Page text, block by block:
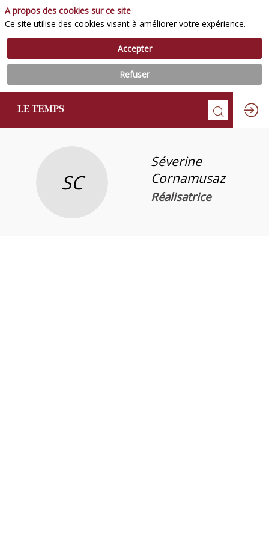
SC
Séverine
Cornamusaz
Réalisatrice
A propos des cookies sur ce site
Ce site utilise des cookies visant à améliorer votre expérience.
Accepter
Refuser